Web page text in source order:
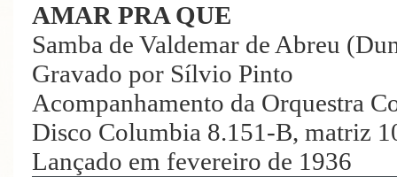
AMAR PRA QUE
Samba de Valdemar de Abreu
Gravado por Sílvio Pinto
Acompanhamento da Orquestra
Disco Columbia 8.151-B, matriz
Lançado em fevereiro de 1936